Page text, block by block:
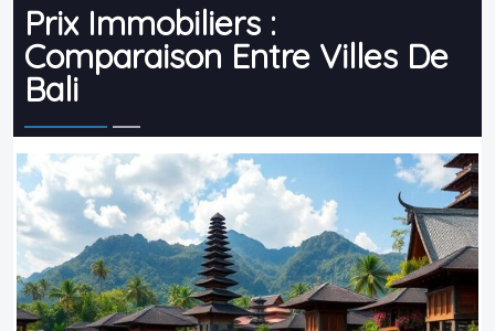
Prix Immobiliers :
Comparaison Entre Villes De
Bali